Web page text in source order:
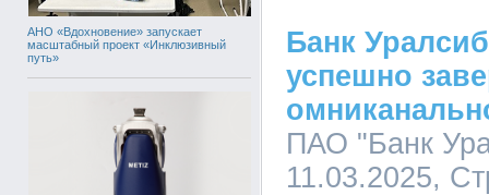
АНО «Вдохновение» запускает
масштабный проект «Инклюзивный
путь»
Банк
успешно
ПАО "Банк
11.03.2025,